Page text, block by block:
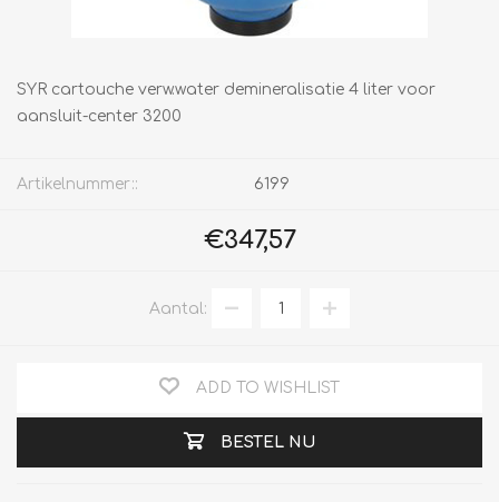
SYR cartouche verw.water demineralisatie 4 liter voor
aansluit-center 3200
Artikelnummer:: 6199
€347,57
Aantal:
ADD TO WISHLIST
BESTEL NU